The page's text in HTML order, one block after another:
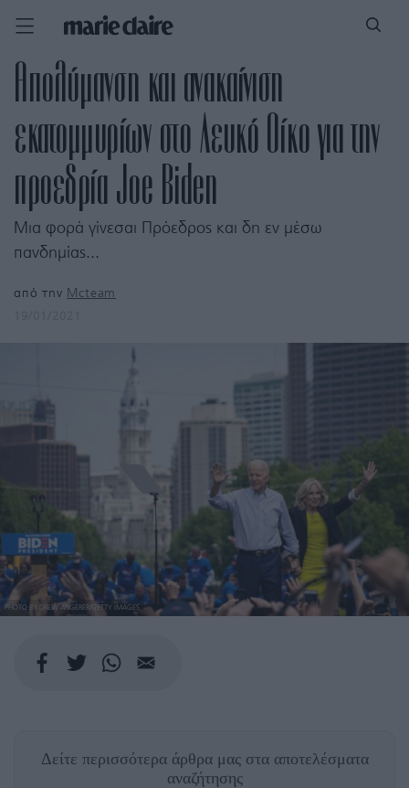
Απολύμανση και ανακαίνιση
εκατομμυρίων στο Λευκό Οίκο για την
προεδρία Joe Biden
Μια φορά γίνεσαι Πρόεδρος και δη εν μέσω
πανδημίας...
από την Mcteam
PHOTO BY DREW ANGERER/GETTY IMAGES
Δείτε περισσότερα άρθρα μας στα αποτελέσματα
αναζήτησης